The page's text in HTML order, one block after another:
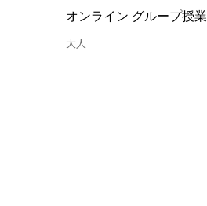
オンライン グループ授業
大人